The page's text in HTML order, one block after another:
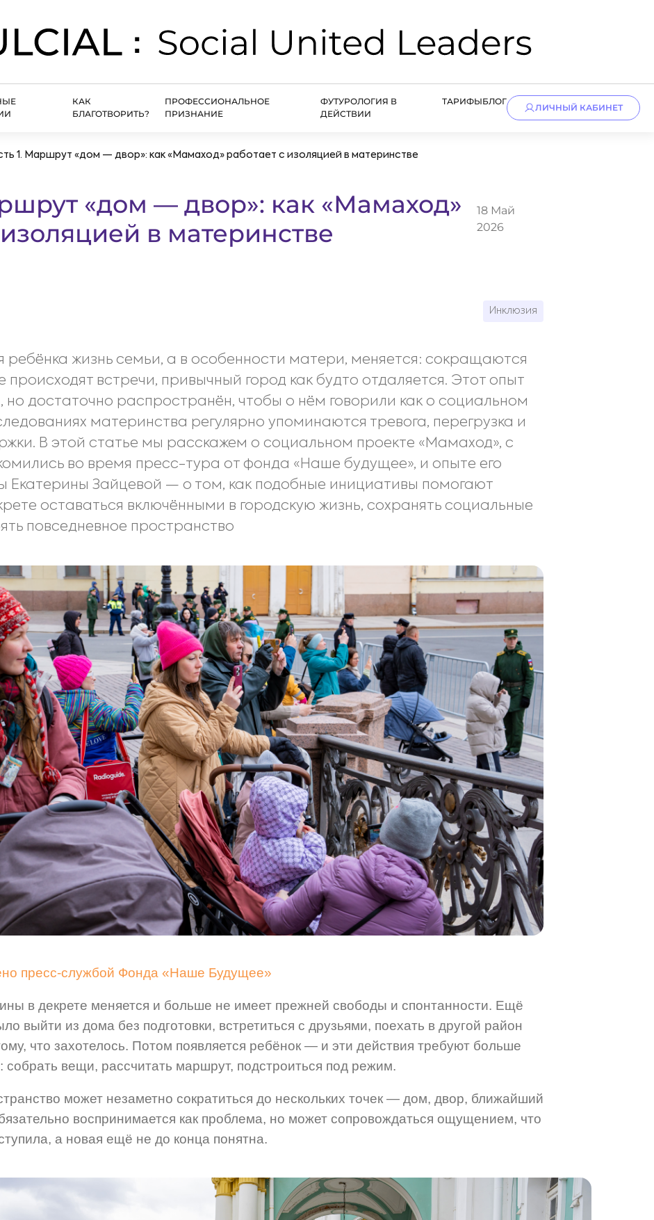
КАК
БЛАГОТВОРИТЬ?
ПРОФЕССИОНАЛЬНОЕ
ПРИЗНАНИЕ
ФУТУРОЛОГИЯ В
ДЕЙСТВИИ
ТАРИФЫБЛОГ
ЛИЧНЫЙ КАБИНЕТ
1. Маршрут «дом — двор»: как «Мамаход» работает с изоляцией в материнстве
«дом — двор»: как «Мамаход»
в материнстве
18 Май
2026
Инклюзия
ребёнка жизнь семьи, а в особенности матери, меняется: сокращаются
встречи, привычный город как будто отдаляется. Этот опыт
но достаточно распространён, чтобы о нём говорили как о социальном
материнства регулярно упоминаются тревога, перегрузка и
В этой статье мы расскажем о социальном проекте «Мамаход», с
во время пресс-тура от фонда «Наше будущее», и опыте его
Екатерины Зайцевой — о том, как подобные инициативы помогают
оставаться включёнными в городскую жизнь, сохранять социальные
повседневное пространство
пресс-службой Фонда «Наше Будущее»
в декрете меняется и больше не имеет прежней свободы и спонтанности. Ещё
выйти из дома без подготовки, встретиться с друзьями, поехать в другой район
что захотелось. Потом появляется ребёнок — и эти действия требуют больше
собрать вещи, рассчитать маршрут, подстроиться под режим.
может незаметно сократиться до нескольких точек — дом, двор, ближайший
воспринимается как проблема, но может сопровождаться ощущением, что
а новая ещё не до конца понятна.